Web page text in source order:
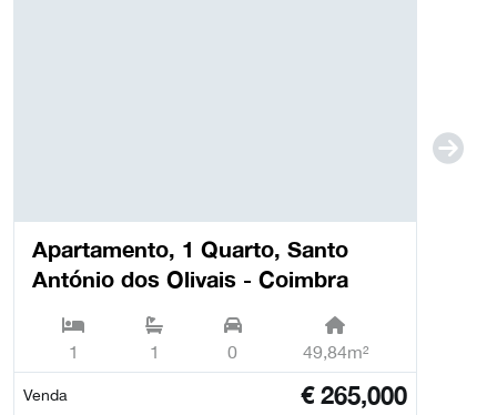
Apartamento, 1 Quarto, Santo
António dos Olivais - Coimbra
1 1 0 49,84m²
Venda €265,000